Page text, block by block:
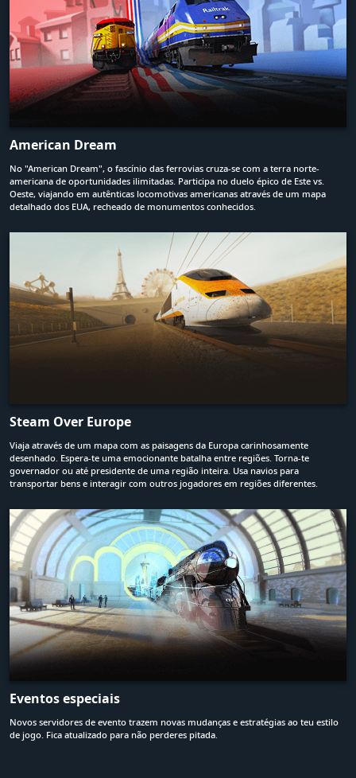
American Dream
No "American Dream", o fascínio das ferrovias cruza-se com a terra norte-
americana de oportunidades ilimitadas. Participa no duelo épico de Este vs.
Oeste, viajando em autênticas locomotivas americanas através de um mapa
detalhado dos EUA, recheado de monumentos conhecidos.
Steam Over Europe
Viaja através de um mapa com as paisagens da Europa carinhosamente
desenhado. Espera-te uma emocionante batalha entre regiões. Torna-te
governador ou até presidente de uma região inteira. Usa navios para
transportar bens e interagir com outros jogadores em regiões diferentes.
Eventos especiais
Novos servidores de evento trazem novas mudanças e estratégias ao teu estilo
de jogo. Fica atualizado para não perderes pitada.